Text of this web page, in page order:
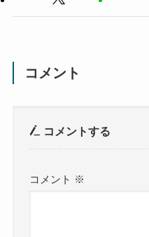
コメント
コメントする
コメント ※